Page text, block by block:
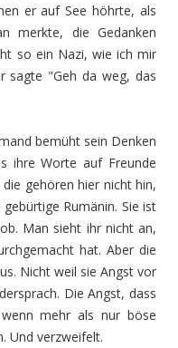
er auf See höhrte, als
merkte, die Gedanken
so ein Nazi, wie ich mir
sagte "Geh da weg, das
bemüht sein Denken
ihre Worte auf Freunde
gehören hier nicht hin,
Rumänin. Sie ist
Man sieht ihr nicht an,
hat. Aber die
Nicht weil sie Angst vor
Die Angst, dass
mehr als nur böse
Und verzweifelt.